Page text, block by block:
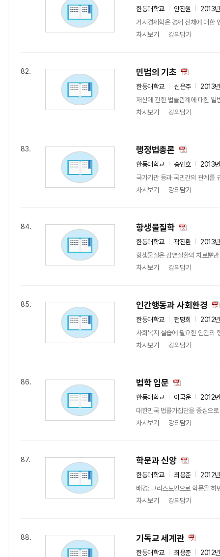
한동대학교 안진원
2013
거시경제학은 경제 전체에 대한
차시보기
강의담기
82. 민법의 기초
한동대학교 신은주
2013
재산에 관한 법률관계에 대한 일
차시보기
강의담기
83. 행정법총론
한동대학교 송인호
2013
국가기관 등과 국민간의 관계를
차시보기
강의담기
84. 항생물질학
한동대학교 곽진환
2013
항생물질은 감염질환의 치료뿐
차시보기
강의담기
85. 인간행동과 사회환경
한동대학교 전명희
2012
사회복지 실습에 필요한 인간의
차시보기
강의담기
86. 법학 입문
한동대학교 이국운
2012
대한민국 법률가집단을 중심으
차시보기
강의담기
87. 학문과 신앙
한동대학교 최용준
2012
배경: 그리스도인으로 학문을
차시보기
강의담기
88. 기독교 세계관
한동대학교 최용준
2012